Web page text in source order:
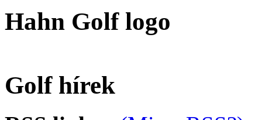
Hahn Golf logo
Golf hírek